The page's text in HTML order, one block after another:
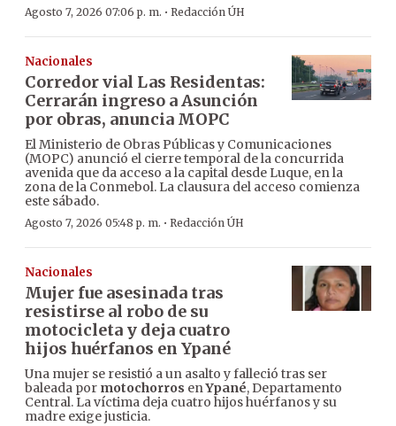
Agosto 7, 2026 07:06 p. m. · Redacción ÚH
Nacionales
Corredor vial Las Residentas:
Cerrarán ingreso a Asunción
por obras, anuncia MOPC
El Ministerio de Obras Públicas y Comunicaciones
(MOPC) anunció el cierre temporal de la concurrida
avenida que da acceso a la capital desde Luque, en la
zona de la Conmebol. La clausura del acceso comienza
este sábado.
Agosto 7, 2026 05:48 p. m. · Redacción ÚH
Nacionales
Mujer fue asesinada tras
resistirse al robo de su
motocicleta y deja cuatro
hijos huérfanos en Ypané
Una mujer se resistió a un asalto y falleció tras ser
baleada por motochorros enYpané, Departamento
Central. La víctima deja cuatro hijos huérfanos y su
madre exige justicia.